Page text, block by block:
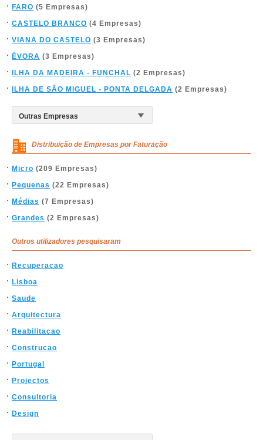
FARO (5 Empresas)
CASTELO BRANCO (4 Empresas)
VIANA DO CASTELO (3 Empresas)
ÉVORA (3 Empresas)
ILHA DA MADEIRA - FUNCHAL (2 Empresas)
ILHA DE SÃO MIGUEL - PONTA DELGADA (2 Empresas)
Distribuição de Empresas por Faturação
Micro (209 Empresas)
Pequenas (22 Empresas)
Médias (7 Empresas)
Grandes (2 Empresas)
Outros utilizadores pesquisaram
Recuperacao
Lisboa
Saude
Arquitectura
Reabilitacao
Construcao
Portugal
Projectos
Consultoria
Design